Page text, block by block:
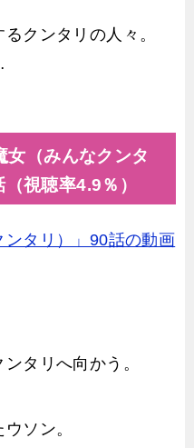
クンタリの人々。
女（みんなクンタ
視聴率4.9％）
ンタリ）」90話の動画
タリへ向かう。
ソン。